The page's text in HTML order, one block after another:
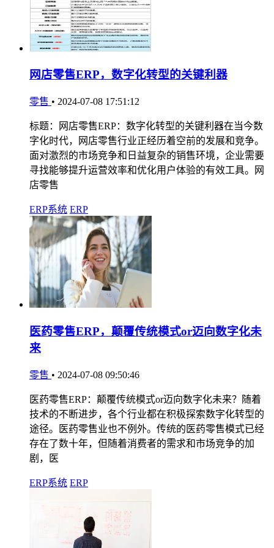
网店零售ERP，数字化转型的关键利器
零售 • 2024-07-08 17:51:12
标题：网店零售ERP：数字化转型的关键利器在当今数
字化时代，网店零售行业正经历着空前的发展和竞争。
面对激烈的市场竞争和日益复杂的销售环境，企业需要
寻找能够提升运营效率和优化用户体验的有效工具。网
店零售
ERP系统 ERP
医药零售ERP，颠覆传统模式or迈向数字化未
来
零售 • 2024-07-08 09:50:46
医药零售ERP：颠覆传统模式or迈向数字化未来？随着
技术的不断进步，各个行业都在积极探索数字化转型的
途径。医药零售业也不例外。传统的医药零售模式已经
存在了数十年，但随着消费者的需求和市场竞争的加
剧，医
ERP系统 ERP